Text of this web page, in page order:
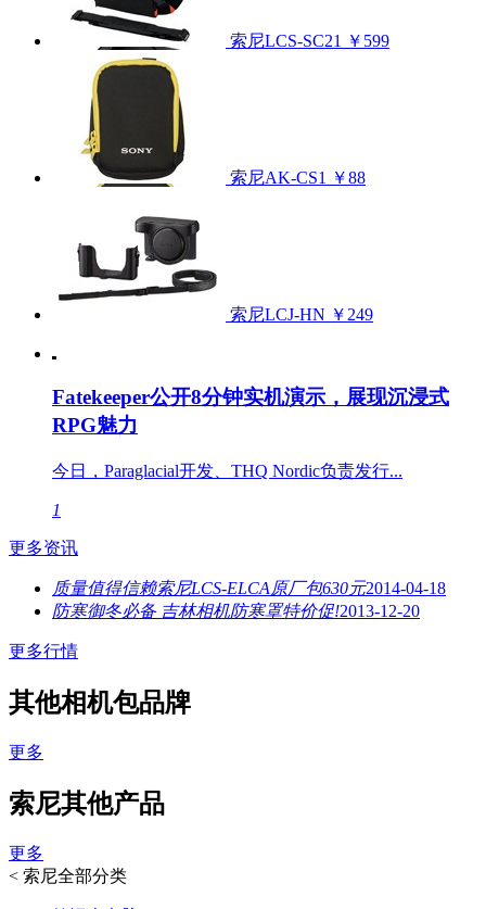
索尼LCS-SC21 ￥599
索尼AK-CS1 ￥88
索尼LCJ-HN ￥249
Fatekeeper公开8分钟实机演示，展现沉浸式
RPG魅力
今日，Paraglacial开发、THQ Nordic负责发行...
1
更多资讯
质量值得信赖索尼LCS-ELCA原厂包630元2014-04-18
防寒御冬必备 吉林相机防寒罩特价促!2013-12-20
更多行情
其他相机包品牌
更多
索尼其他产品
更多
< 索尼全部分类